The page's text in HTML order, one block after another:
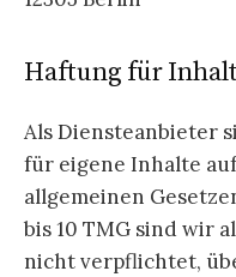
Haftung für
Als Diensteanbieter
für eigene Inhalte
allgemeinen
bis 10 TMG sind wir
nicht verpflichtet,